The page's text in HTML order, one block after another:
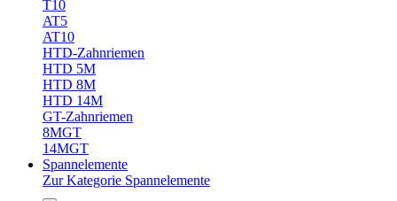
T10
AT5
AT10
HTD-Zahnriemen
HTD 5M
HTD 8M
HTD 14M
GT-Zahnriemen
8MGT
14MGT
Spannelemente
Zur Kategorie Spannelemente